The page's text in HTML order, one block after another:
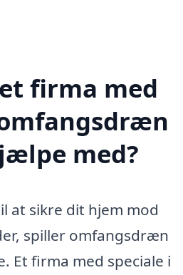
firma med
med?
at sikre dit hjem mod
spiller omfangsdræn
Et firma med speciale i